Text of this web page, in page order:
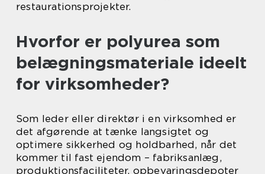
restaurationsprojekter.
Hvorfor er polyurea som
belægningsmateriale ideelt
for virksomheder?
Som leder eller direktør i en virksomhed er
det afgørende at tænke langsigtet og
optimere sikkerhed og holdbarhed, når det
kommer til fast ejendom – fabriksanlæg,
produktionsfaciliteter, opbevaringsdepoter